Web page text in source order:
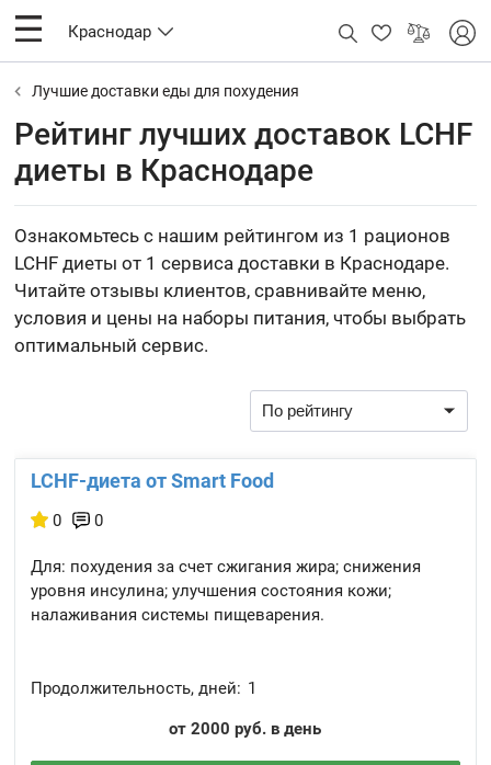
Краснодар
Лучшие доставки еды для похудения
Рейтинг лучших доставок LCHF
диеты в Краснодаре
Ознакомьтесь с нашим рейтингом из 1 рационов
LCHF диеты от 1 сервиса доставки в Краснодаре.
Читайте отзывы клиентов, сравнивайте меню,
условия и цены на наборы питания, чтобы выбрать
оптимальный сервис.
LCHF-диета от Smart Food
0 0
Для: похудения за счет сжигания жира; снижения
уровня инсулина; улучшения состояния кожи;
налаживания системы пищеварения.
Продолжительность, дней: 1
от 2000 руб. в день